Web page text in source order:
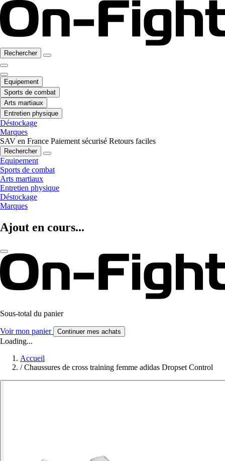
Rechercher
Equipement
Sports de combat
Arts martiaux
Entretien physique
Déstockage
Marques
SAV en France Paiement sécurisé Retours faciles
Rechercher
Equipement
Sports de combat
Arts martiaux
Entretien physique
Déstockage
Marques
Ajout en cours...
Sous-total du panier
Voir mon panier Continuer mes achats
Loading...
Accueil
/ Chaussures de cross training femme adidas Dropset Control